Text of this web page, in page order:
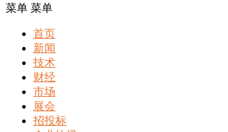
菜单 菜单
首页
新闻
技术
财经
市场
展会
招投标